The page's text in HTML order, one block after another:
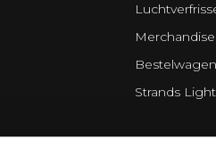
Merchandise
Strands